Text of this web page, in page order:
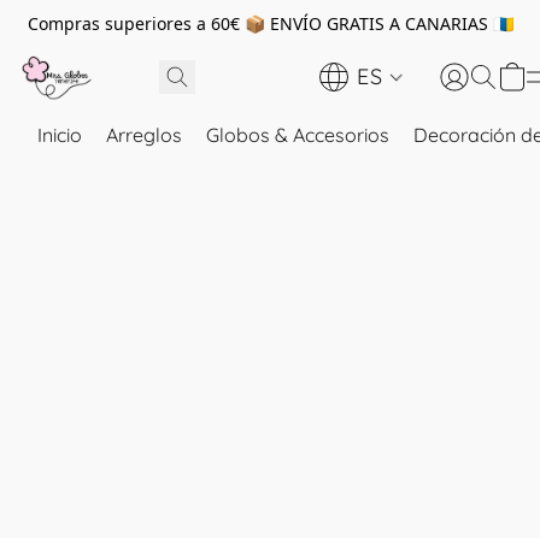
Compras superiores a 60€ 📦 ENVÍO GRATIS A CANARIAS 🇮🇨
ES
Inicio Arreglos Globos & Accesorios Decoración